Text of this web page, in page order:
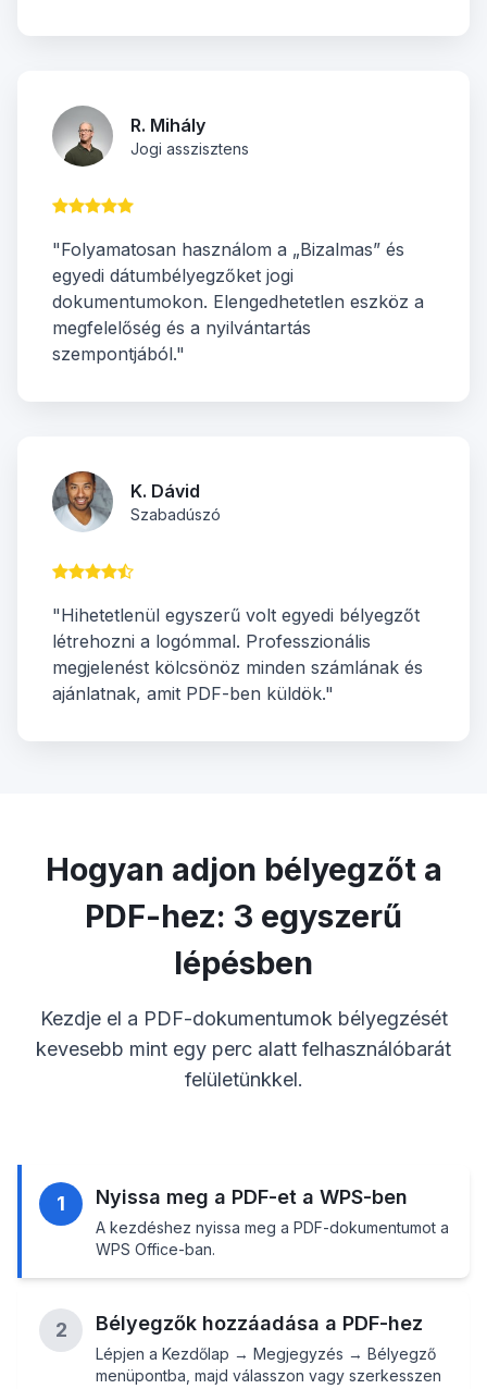
R. Mihály
Jogi asszisztens
"Folyamatosan használom a „Bizalmas” és
egyedi dátumbélyegzőket jogi
dokumentumokon. Elengedhetetlen eszköz a
megfelelőség és a nyilvántartás
szempontjából."
K. Dávid
Szabadúszó
"Hihetetlenül egyszerű volt egyedi bélyegzőt
létrehozni a logómmal. Professzionális
megjelenést kölcsönöz minden számlának és
ajánlatnak, amit PDF-ben küldök."
Hogyan adjon bélyegzőt a
PDF-hez: 3 egyszerű
lépésben
Kezdje el a PDF-dokumentumok bélyegzését
kevesebb mint egy perc alatt felhasználóbarát
felületünkkel.
1 Nyissa meg a PDF-et a WPS-ben
A kezdéshez nyissa meg a PDF-dokumentumot a
WPS Office-ban.
2 Bélyegzők hozzáadása a PDF-hez
Lépjen a Kezdőlap → Megjegyzés → Bélyegző
menüpontba, majd válasszon vagy szerkesszen